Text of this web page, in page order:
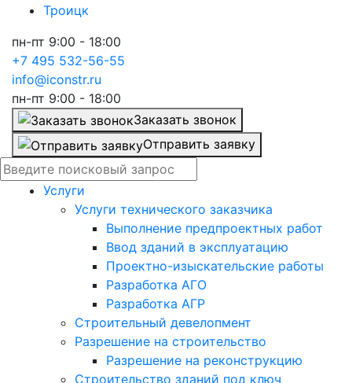
Троицк
пн-пт 9:00 - 18:00
+7 495 532-56-55
info@iconstr.ru
пн-пт 9:00 - 18:00
Заказать звонок
Отправить заявку
Услуги
Услуги технического заказчика
Выполнение предпроектных работ
Ввод зданий в эксплуатацию
Проектно-изыскательские работы
Разработка АГО
Разработка АГР
Строительный девелопмент
Разрешение на строительство
Разрешение на реконструкцию
Строительство зданий под ключ